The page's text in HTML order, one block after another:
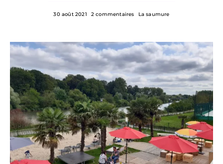
30 août 2021 2 commentaires La saumure